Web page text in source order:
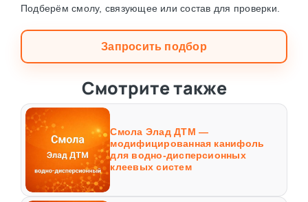
Подберём смолу, связующее или состав для проверки.
Запросить подбор
Смотрите также
Смола Элад ДТМ —
модифицированная канифоль
для водно-дисперсионных
клеевых систем